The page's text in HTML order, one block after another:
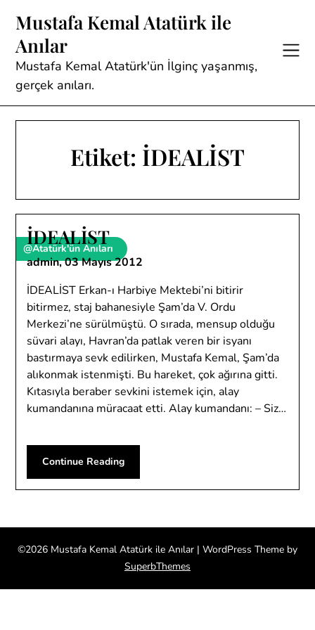
content
Mustafa Kemal Atatürk ile
Anılar
Mustafa Kemal Atatürk'ün İlginç yaşanmış,
gerçek anıları.
Etiket: İDEALİST
@Atatürk'ün Anıları
İDEALİST
admin,03 Mayıs 2012
İDEALİST Erkan-ı Harbiye Mektebi’ni bitirir
bitirmez, staj bahanesiyle Şam’da V. Ordu
Merkezi’ne sürülmüştü. O sırada, mensup olduğu
süvari alayı, Havran’da patlak veren bir isyanı
bastırmaya sevk edilirken, Mustafa Kemal, Şam’da
alıkonmak istenmişti. Bu hareket, çok ağırına gitti.
Kıtasıyla beraber sevkini istemek için, alay
kumandanına müracaat etti. Alay kumandanı: – Siz…
Continue Reading
©2026 Mustafa Kemal Atatürk ile Anılar | WordPress Theme by
SuperbThemes